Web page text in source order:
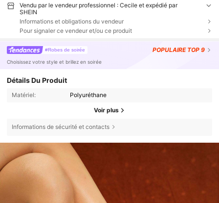
Vendu par le vendeur professionnel : Cecile et expédié par
SHEIN
Informations et obligations du vendeur
Pour signaler ce vendeur et/ou ce produit
#Robes de soirée POPULAIRE TOP 9
Choisissez votre style et brillez en soirée
Détails Du Produit
Matériel: Polyuréthane
Voir plus
Informations de sécurité et contacts